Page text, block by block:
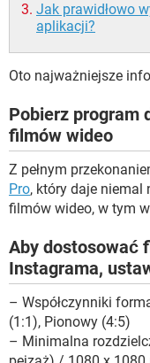
Jak prawidłowo
aplikacji?
Oto najważniejsze
Pobierz program
filmów wideo
Z pełnym
Pro, który daje niemal
filmów wideo, w tym
Aby dostosować
Instagrama,
– Współczynniki
(1:1), Pionowy (4:5)
– Minimalna